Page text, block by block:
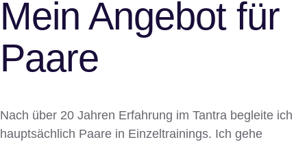
Mein Angebot für
Paare
Nach über 20 Jahren Erfahrung im Tantra begleite ich
hauptsächlich Paare in Einzeltrainings. Ich gehe